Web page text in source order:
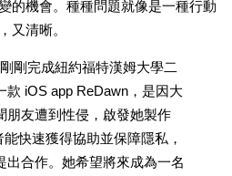
的機會。種種問題就像是一種行動
又清晰。
剛完成紐約福特漢姆大學二
款 iOS app ReDawn，是因大
朋友遭到性侵，啟發她製作
快速獲得協助並保障隱私，
出合作。她希望將來成為一名